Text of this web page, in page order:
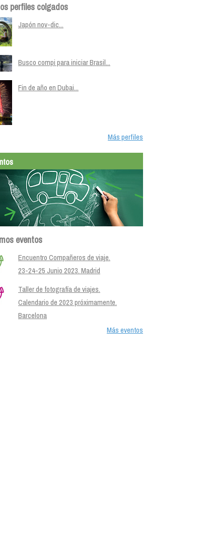
perfiles colgados
Japón nov-dic...
Busco compi para iniciar Brasil...
Fin de año en Dubai...
Más perfiles
eventos
Encuentro Compañeros de viaje.
23-24-25 Junio 2023. Madrid
Taller de fotografía de viajes.
Calendario de 2023 próximamente.
Barcelona
Más eventos